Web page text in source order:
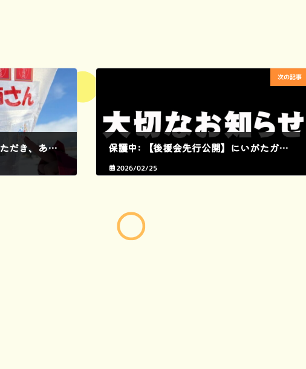
保護中: 2/15オンエアご覧いただき、ありがとうございました。
次の記事
保護中: 【後援会先行公開】にいがたガタ部からのお知らせのお知らせ
2026/02/25